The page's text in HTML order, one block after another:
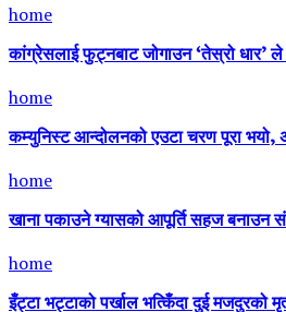
home
कांग्रेसलाई फुट्नबाट जोगाउन ‘तेस्रो धार’ ले
home
कम्युनिस्ट आन्दोलनको एउटा चरण पूरा भयो,
home
खाना पकाउने ग्यासको आपूर्ति सहज बनाउन
home
इँट्टा भट्टाको पर्खाल भत्किँदा दुई मजदुरको